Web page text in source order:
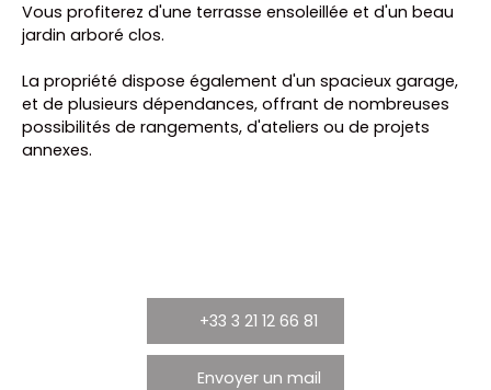
Vous profiterez d'une terrasse ensoleillée et d'un beau
jardin arboré clos.
La propriété dispose également d'un spacieux garage,
et de plusieurs dépendances, offrant de nombreuses
possibilités de rangements, d'ateliers ou de projets
annexes.
+33 3 21 12 66 81
Envoyer un mail